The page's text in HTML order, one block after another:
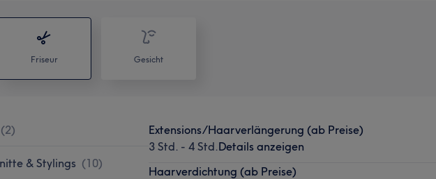
Friseur Gesicht
(2)
& Stylings (10)
Extensions/Haarverlängerung (ab Preise)
3 Std. - 4 Std.Details anzeigen
Haarverdichtung (ab Preise)